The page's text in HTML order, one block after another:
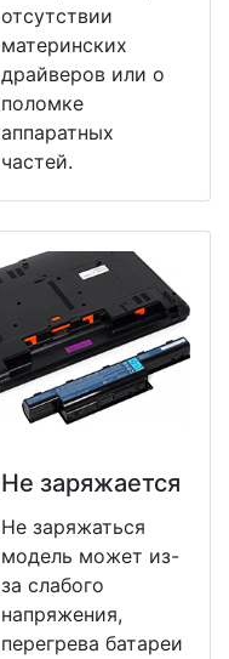
отсутствии
материнских
драйверов или о
поломке
аппаратных
частей.
Не заряжается
Не заряжаться
модель может из-
за слабого
напряжения,
перегрева батареи